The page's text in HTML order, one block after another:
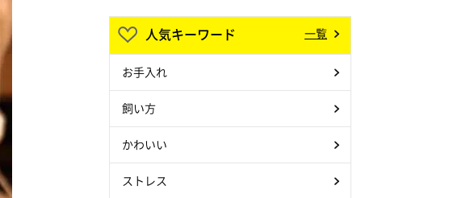
人気キーワード 一覧
お手入れ
飼い方
かわいい
ストレス